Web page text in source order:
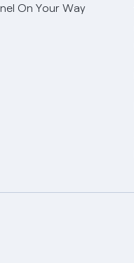
On Your Way